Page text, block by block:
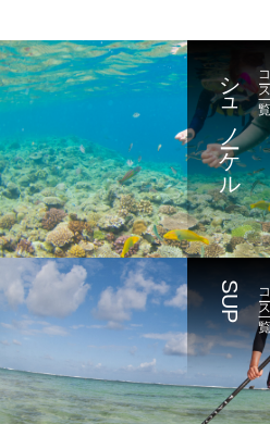
コース一覧
シュノーケル
コー
SUP